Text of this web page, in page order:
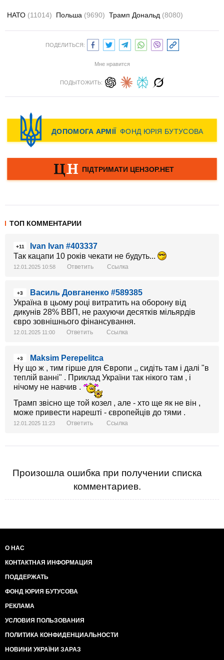
НАТО (11014) Польша (9690) Трамп Дональд (8080)
ПОДЕЛИТЬСЯ:
Мне нравится
ПОДЫТОЖИТЬ:
ТОП КОММЕНТАРИИ
+11
Ivan Ivan #403337
Так кацапи 10 років чекати не будуть...
12.01.2025 10:58 Ответить Ссылка
+3
Василь Довганенко #589385
Україна в цьому році витратить на оборону від
дикунів 28% ВВП, не рахуючи десятків мільярдів
євро зовнішнього фінансування.
12.01.2025 11:00 Ответить Ссылка
+3
Maksim Perepelitca
Ну що ж , тим гірше для Європи ,, сидіть там і далі "в
теплій ванні" . Приклад України так нікого там , і
нічому не навчив .
Трамп звісно ще той козел , але - хто ще як не він ,
може привести нарешті - європейців до тями .
12.01.2025 11:23 Ответить Ссылка
Произошла ошибка при получении списка
комментариев.
О НАС
КОНТАКТНАЯ ИНФОРМАЦИЯ
ПОДДЕРЖАТЬ
ФОНД ЮРИЯ БУТУСОВА
РЕКЛАМА
УСЛОВИЯ ПОЛЬЗОВАНИЯ
ПОЛИТИКА КОНФИДЕНЦИАЛЬНОСТИ
НОВИНИ УКРАЇНИ ЗАРАЗ